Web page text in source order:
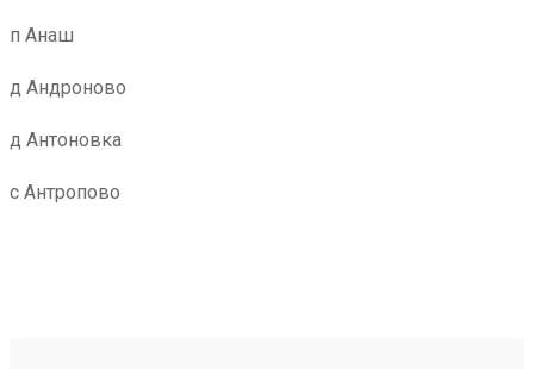
п Анаш
д Андроново
д Антоновка
с Антропово